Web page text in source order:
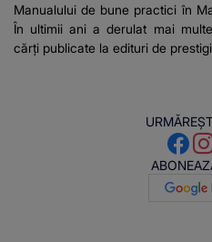
Manualului de bune practici în
În ultimii ani a derulat mai
cărți publicate la edituri de